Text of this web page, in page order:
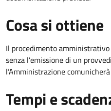
Cosa si ottiene
Il procedimento
senza l’emissione di un
l’Amministrazione
Tempi e